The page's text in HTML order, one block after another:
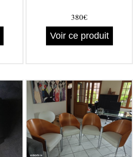
380€
Voir ce produit